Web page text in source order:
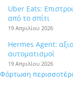
Uber Eats:
από το σπίτι
19 Απριλίου 2026
Hermes Agent:
αυτοματισμοί
19 Απριλίου 2026
Φόρτωση